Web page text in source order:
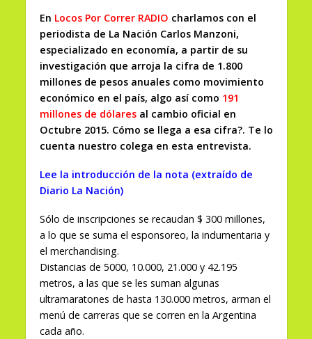
En Locos Por Correr RADIO charlamos con el
periodista de La Nación Carlos Manzoni,
especializado en economía, a partir de su
investigación que arroja la cifra de 1.800
millones de pesos anuales como movimiento
económico en el país, algo así como 191
millones de dólaresal cambio oficial en
Octubre 2015. Cómo se llega a esa cifra?. Te lo
cuenta nuestro colega en esta entrevista.
Lee la introducción de la nota (extraído de
Diario La Nación)
Sólo de inscripciones se recaudan $ 300 millones,
a lo que se suma el esponsoreo, la indumentaria y
el merchandising.
Distancias de 5000, 10.000, 21.000 y 42.195
metros, a las que se les suman algunas
ultramaratones de hasta 130.000 metros, arman el
menú de carreras que se corren en la Argentina
cada año.